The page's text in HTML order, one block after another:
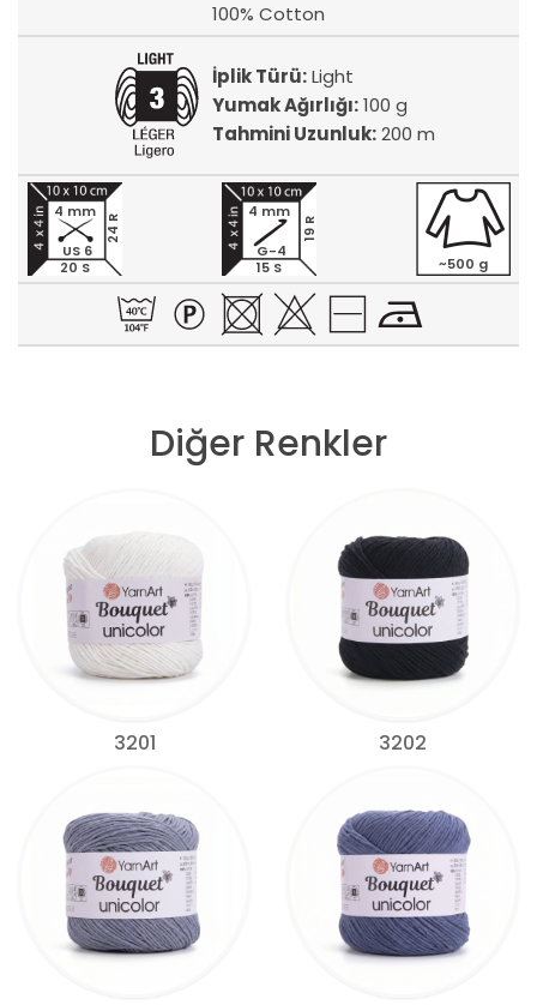
100% Cotton
İplik Türü:Light
Yumak Ağırlığı:100 g
Tahmini Uzunluk:200 m
20 S
24 R
4 mm
US 6
15 S
19 R
4 mm
G-4
~500 g
Diğer Renkler
3201 3202